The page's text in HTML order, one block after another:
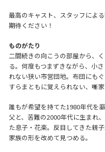
最高のキャスト、スタッフによ
期待ください！
ものがたり
二間続きの向こうの部屋から、
る。何度もつまずきながら、小
れない狭い市営団地。布団にも
すらまともに覚えられない、噺家
誰もが希望を持てた1980年代を
父と、苦難の2000年代に生まれ
た息子・花楽。反目してきた親
家族の形を改めて見つめる。